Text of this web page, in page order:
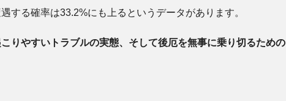
する確率は33.2%にも上るというデータがあります。
りやすいトラブルの実態、そして後厄を無事に乗り切るための